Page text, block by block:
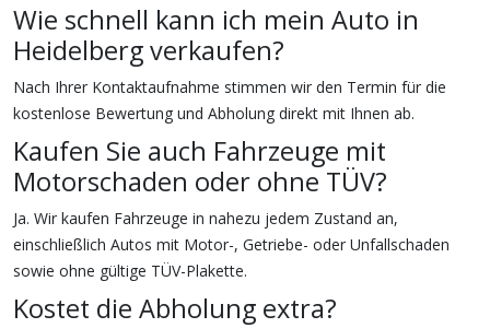
Wie schnell kann ich mein Auto in
Heidelberg verkaufen?
Nach Ihrer Kontaktaufnahme stimmen wir den Termin für die
kostenlose Bewertung und Abholung direkt mit Ihnen ab.
Kaufen Sie auch Fahrzeuge mit
Motorschaden oder ohne TÜV?
Ja. Wir kaufen Fahrzeuge in nahezu jedem Zustand an,
einschließlich Autos mit Motor-, Getriebe- oder Unfallschaden
sowie ohne gültige TÜV-Plakette.
Kostet die Abholung extra?